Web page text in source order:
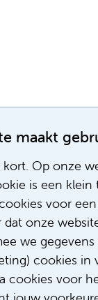
maakt
Op onze
is een
voor
onze
we
cookies in
cookies voor